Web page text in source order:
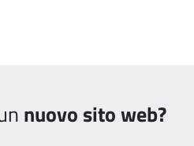
nuovo sito web?